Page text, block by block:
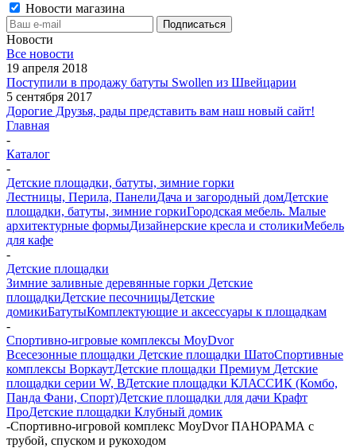
Новости магазина
Новости
Все новости
19 апреля 2018
Поступили в продажу батуты Swollen из Швейцарии
5 сентября 2017
Дорогие Друзья, рады представить вам наш новый сайт!
Главная
-
Каталог
-
Детские площадки, батуты, зимние горки
Лестницы, Перила, ПанелиДача и загородный домДетские
площадки, батуты, зимние горкиГородская мебель. Малые
архитектурные формыДизайнерские кресла и столикиМебель
для кафе
-
Детские площадки
Зимние заливные деревянные горки Детские
площадкиДетские песочницыДетские
домикиБатутыКомплектующие и аксессуары к площадкам
-
Спортивно-игровые комплексы MoyDvor
Всесезонные площадки Детские площадки ШатоСпортивные
комплексы ВоркаутДетские площадки Премиум Детские
площадки серии W, ВДетские площадки КЛАССИК (Комбо,
Панда Фани, Спорт)Детские площадки для дачи Крафт
ПроДетские площадки Клубный домик
-Спортивно-игровой комплекс MoyDvor ПАНОРАМА с
трубой, спуском и рукоходом